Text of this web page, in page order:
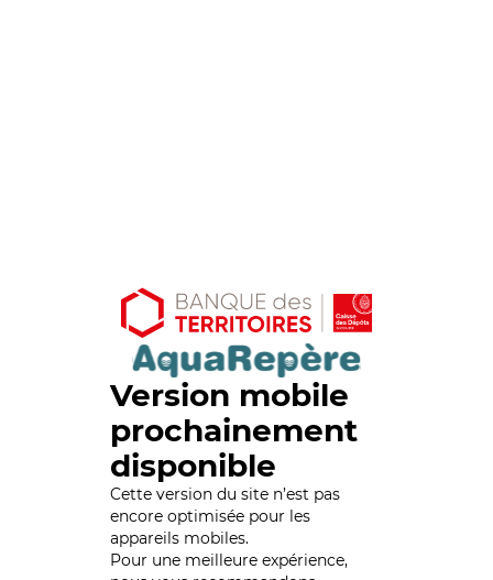
Version mobile
prochainement
disponible
Cette version du site n’est pas
encore optimisée pour les
appareils mobiles.
Pour une meilleure expérience,